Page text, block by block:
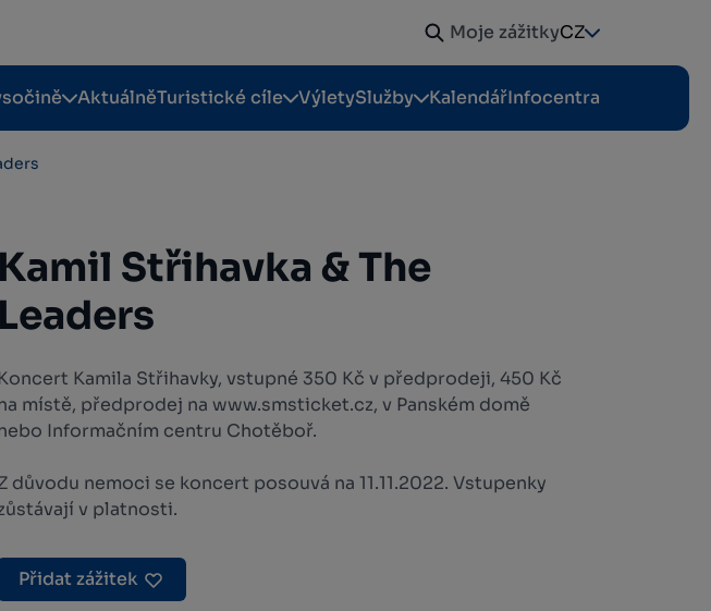
Moje zážitkyCZ
AktuálněTuristické cíle VýletySlužby KalendářInfocentra
Kamil Střihavka & The
Leaders
Kamila Střihavky, vstupné 350 Kč v předprodeji, 450 Kč
místě, předprodej na www.smsticket.cz, v Panském domě
Informačním centru Chotěboř.
důvodu nemoci se koncert posouvá na 11.11.2022. Vstupenky
v platnosti.
Přidat zážitek